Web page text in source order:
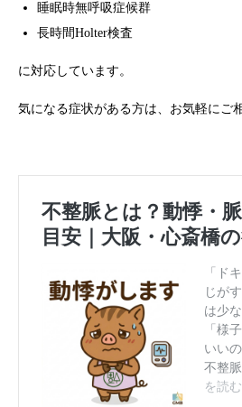
睡眠時無呼吸症候群
長時間Holter検査
に対応しています。
気になる症状がある方は、お気軽にご